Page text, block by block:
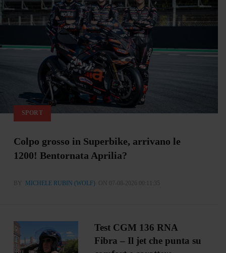
SPORT
Colpo grosso in Superbike, arrivano le
1200! Bentornata Aprilia?
BY MICHELE RUBIN (WOLF) ON 07-08-2026 00:11:35
Test CGM 136 RNA
Fibra – Il jet che punta su